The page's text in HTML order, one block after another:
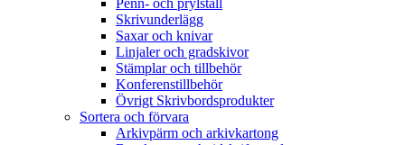
Penn- och prylställ
Skrivunderlägg
Saxar och knivar
Linjaler och gradskivor
Stämplar och tillbehör
Konferenstillbehör
Övrigt Skrivbordsprodukter
Sortera och förvara
Arkivpärm och arkivkartong